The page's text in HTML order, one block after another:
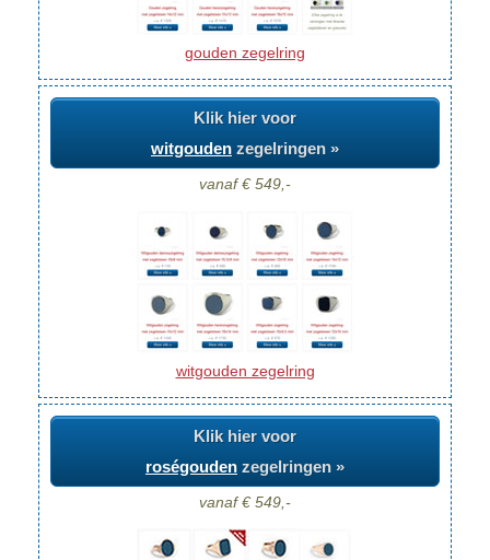
gouden zegelring
Klik hier voor
witgouden zegelringen »
vanaf € 549,-
witgouden zegelring
Klik hier voor
roségouden zegelringen »
vanaf € 549,-